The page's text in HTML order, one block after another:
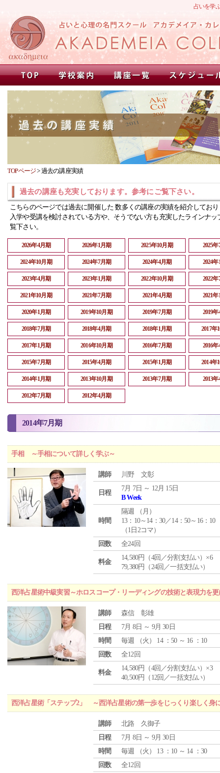
占いを学
TOPページ>過去の講座実績
過去の講座も充実しております。参考にご覧下さい。
こちらのページでは過去に開催した 数多くの講座の実績を紹介してお
入学や受講を検討されている方や、そうでない方も充実したラインナッ
覧下さい。
2026年4月期 2026年1月期 2025年10月期 2025
2024年10月期 2024年7月期 2024年4月期 2024
2023年4月期 2023年1月期 2022年10月期 2022
2021年10月期 2021年7月期 2021年4月期 2021
2020年1月期 2019年10月期 2019年7月期 2019
2018年7月期 2018年4月期 2018年1月期 2017年
2017年1月期 2016年10月期 2016年7月期 2016
2015年7月期 2015年4月期 2015年1月期 2014年
2014年1月期 2013年10月期 2013年7月期 2013
2012年7月期 2012年4月期
2014年7月期
手相 ～手相について詳しく学ぶ～
講師 川野 文彰
日程
7月 7日 ～ 12月 15日
B Week
時間
隔週 （ 月 ）
13：10～14：30／14：50～16：10
（1日2コマ）
回数
全24回
料金
14,580円（4回／分割支払い）×6
79,380円（24回／一括支払い）
西洋占星術中級実習～ホロスコープ・リーディングの技術と表現力を
講師
森信 彰雄
日程
7月 8日 ～ 9月 30日
時間
毎週 （火 ） 14 ：50 ～ 16 ：10
回数
全12回
料金
14,580円（4回／分割支払い）×3
40,500円（12回／一括支払い）
西洋占星術「ステップ2」 ～西洋占星術の第一歩をじっくり楽しく身
講師
北路 久御子
日程
7月 8日 ～ 9月 30日
時間
毎週 （火 ） 13 ：10 ～ 14 ：30
回数
全12回